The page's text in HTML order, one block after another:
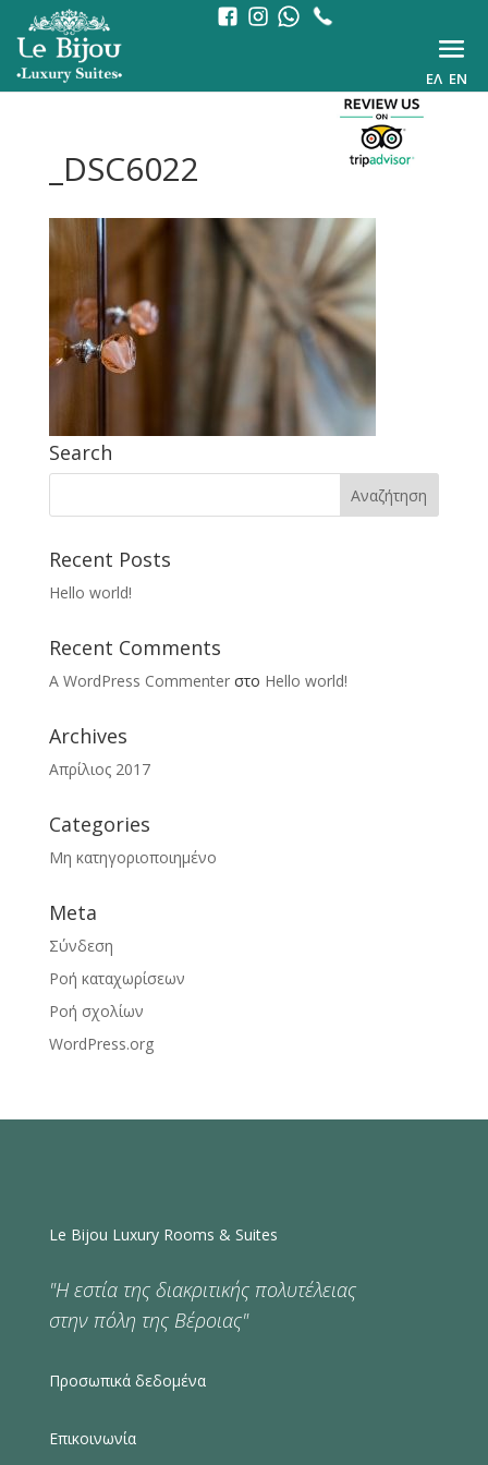
ΕΛ EN
_DSC6022
Search
Recent Posts
Hello world!
Recent Comments
A WordPress Commenterστο Hello world!
Archives
Απρίλιος 2017
Categories
Μη κατηγοριοποιημένο
Meta
Σύνδεση
Ροή καταχωρίσεων
Ροή σχολίων
WordPress.org
Le Bijou Luxury Rooms & Suites
"Η εστία της διακριτικής πολυτέλειας
στην πόλη της Βέροιας"
Προσωπικά δεδομένα
Επικοινωνία